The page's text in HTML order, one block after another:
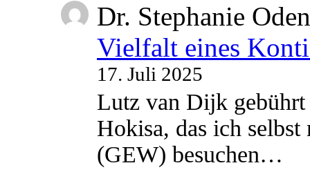
Dr. Stephanie
Vielfalt eines
17. Juli 2025
Lutz van Dijk
Hokisa, das ich
(GEW) besuchen…